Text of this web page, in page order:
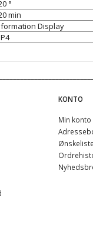
°
min
Display
KONTO
Min konto
Ønskeliste